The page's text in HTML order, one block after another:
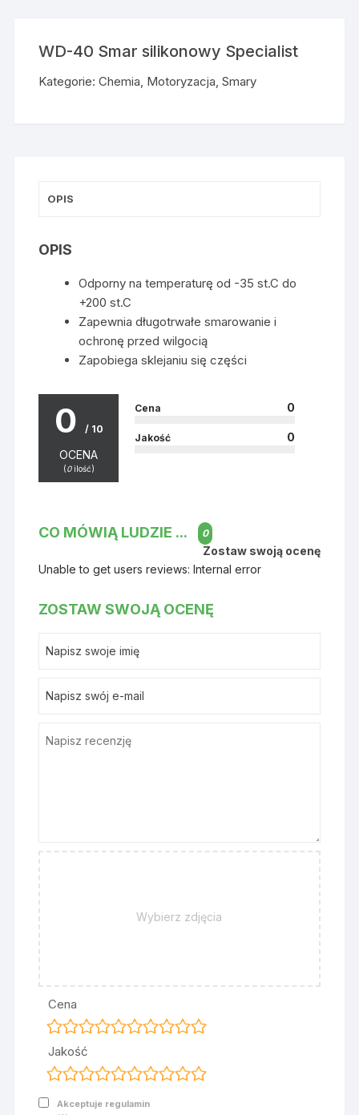
WD-40 Smar silikonowy Specialist
Kategorie:Chemia Motoryzacja ,Smary
OPIS
OPIS
Odporny na temperaturę od -35 st.C do
+200 st.C
Zapewnia długotrwałe smarowanie i
ochronę przed wilgocią
Zapobiega sklejaniu się części
0 / 10
OCENA
(0ilość)
Cena 0
Jakość 0
CO MÓWIĄ LUDZIE ... 0
Zostaw swoją ocenę
Unable to get users reviews: Internal error
ZOSTAW SWOJĄ OCENĘ
Wybierz zdjęcia
Cena
Jakość
Akceptuje regulamin